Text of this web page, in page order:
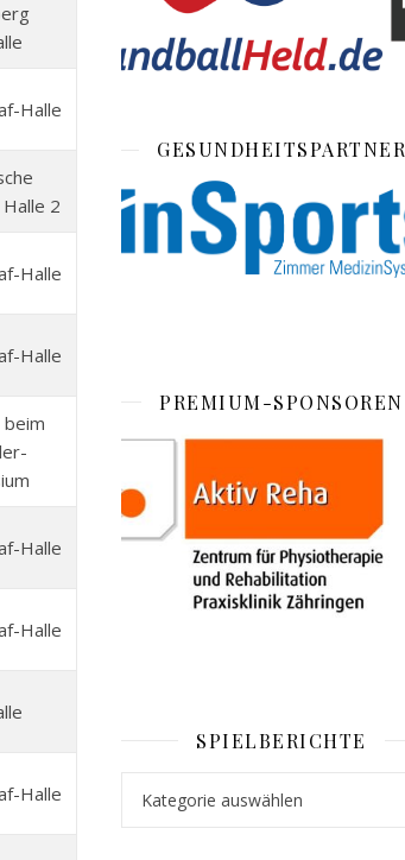
Halle
2
Halle
Halle
beim
Halle
Halle
Halle
GESUNDHEITSPARTNER
PREMIUM-SPONSOREN
SPIELBERICHTE